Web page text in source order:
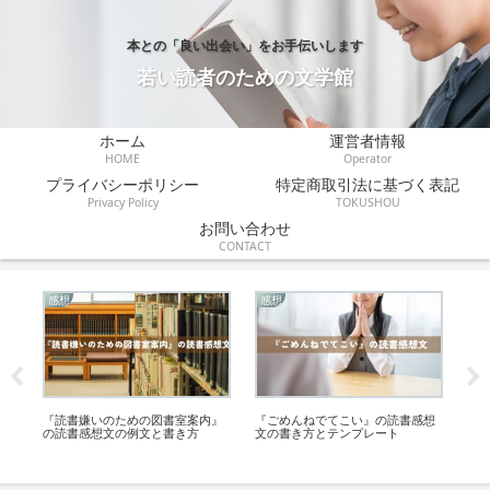
本との「良い出会い」をお手伝いします
若い読者のための文学館
ホーム
HOME
運営者情報
Operator
プライバシーポリシー
Privacy Policy
特定商取引法に基づく表記
TOKUSHOU
お問い合わせ
CONTACT
感想
『読書嫌いのための図書室案内』
の読書感想文の例文と書き方
感想
『ごめんねでてこい』の読書感想
文の書き方とテンプレート